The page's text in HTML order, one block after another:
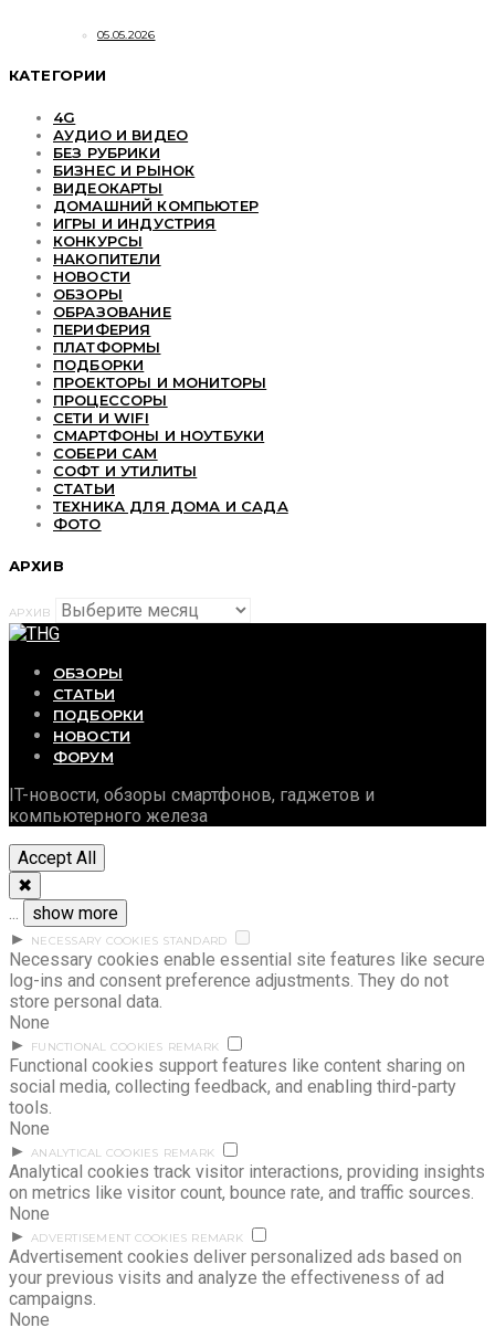
05.05.2026
КАТЕГОРИИ
4G
АУДИО И ВИДЕО
БЕЗ РУБРИКИ
БИЗНЕС И РЫНОК
ВИДЕОКАРТЫ
ДОМАШНИЙ КОМПЬЮТЕР
ИГРЫ И ИНДУСТРИЯ
КОНКУРСЫ
НАКОПИТЕЛИ
НОВОСТИ
ОБЗОРЫ
ОБРАЗОВАНИЕ
ПЕРИФЕРИЯ
ПЛАТФОРМЫ
ПОДБОРКИ
ПРОЕКТОРЫ И МОНИТОРЫ
ПРОЦЕССОРЫ
СЕТИ И WIFI
СМАРТФОНЫ И НОУТБУКИ
СОБЕРИ САМ
СОФТ И УТИЛИТЫ
СТАТЬИ
ТЕХНИКА ДЛЯ ДОМА И САДА
ФОТО
АРХИВ
АРХИВ
ОБЗОРЫ
СТАТЬИ
ПОДБОРКИ
НОВОСТИ
ФОРУМ
IT-новости, обзоры смартфонов, гаджетов и
компьютерного железа
Accept All
✖
...
show more
►
NECESSARY COOKIES STANDARD
Necessary cookies enable essential site features like secure
log-ins and consent preference adjustments. They do not
store personal data.
None
►
FUNCTIONAL COOKIES REMARK
Functional cookies support features like content sharing on
social media, collecting feedback, and enabling third-party
tools.
None
► ANALYTICAL COOKIES REMARK
Analytical cookies track visitor interactions, providing insights
on metrics like visitor count, bounce rate, and traffic sources.
None
► ADVERTISEMENT COOKIES REMARK
Advertisement cookies deliver personalized ads based on
your previous visits and analyze the effectiveness of ad
campaigns.
None